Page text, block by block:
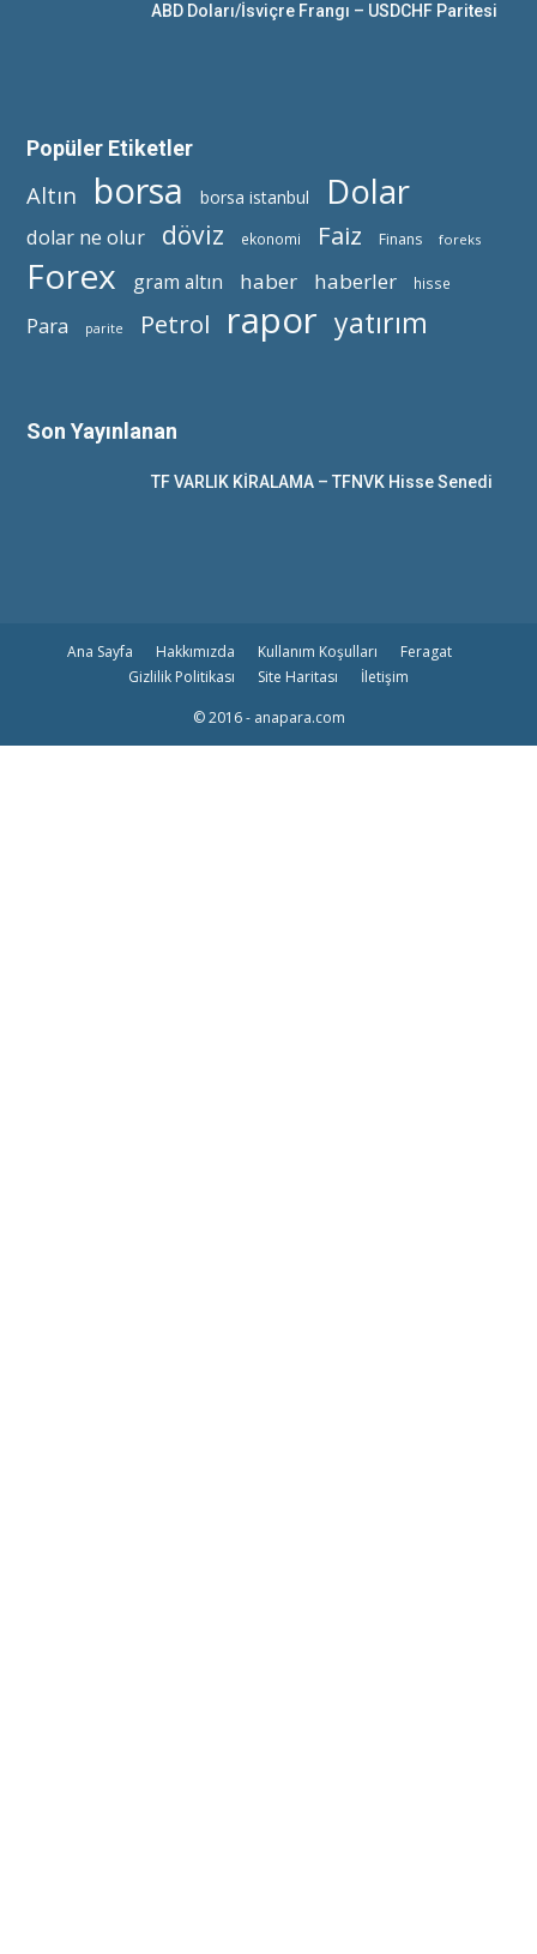
ABD Doları/İsviçre Frangı – USDCHF Paritesi
Popüler Etiketler
Altın borsa borsa istanbul Dolar
dolar ne olur döviz ekonomi Faiz Finans foreks
Forex gram altın haber haberler hisse
Para parite Petrol rapor yatırım
Son Yayınlanan
TF VARLIK KİRALAMA – TFNVK Hisse Senedi
Ana Sayfa Hakkımızda Kullanım Koşulları
Feragat
Gizlilik Politikası
Site Haritası
İletişim
© 2016 - anapara.com